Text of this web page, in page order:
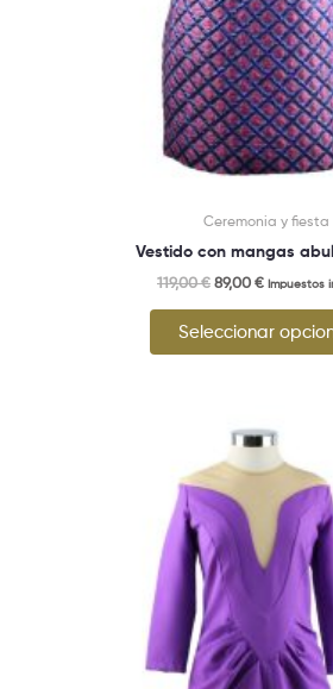
Ceremonia y fiesta
Vestido con mangas
119,00€ 89,00 € Impuestos
Seleccionar